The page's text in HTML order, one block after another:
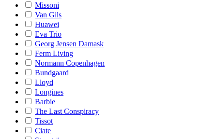
Missoni
Van Gils
Huawei
Eva Trio
Georg Jensen Damask
Ferm Living
Normann Copenhagen
Bundgaard
Lloyd
Longines
Barbie
The Last Conspiracy
Tissot
Ciate